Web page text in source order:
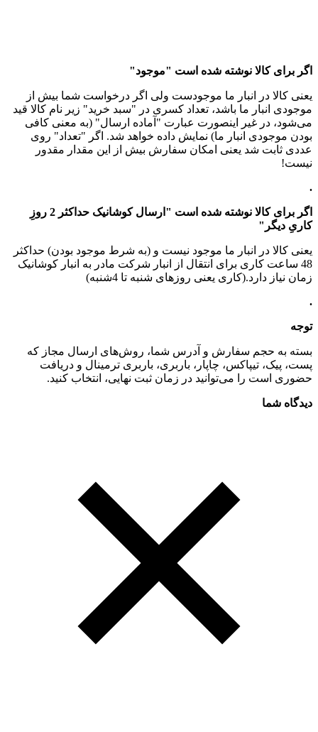
اگر برای کالا نوشته شده است "موجود"
یعنی کالا در انبار ما موجودست ولی اگر درخواست شما بیش از
موجودی انبار ما باشد، تعداد کسری در "سبد خرید" زیر نام کالا قید
می‌شود، در غیر اینصورت عبارت "آماده ارسال" (به معنی کافی
بودن موجودی انبار ما) نمایش داده خواهد شد. اگر "تعداد" روی
عددی ثابت شد یعنی امکان سفارش بیش از این مقدار مقدور
نیست!
.
اگر برای کالا نوشته شده است "ارسال کوشانیک حداکثر 2 روزِ
کاریِ دیگر"
یعنی کالا در انبار ما موجود نیست و (به شرط موجود بودن) حداکثر
48 ساعت کاری برای انتقال از انبار شرکت مادر به انبار کوشانیک
زمان نیاز دارد.(کاری یعنی روزهای شنبه تا 4شنبه)
.
توجه
بسته به حجم سفارش و آدرس شما، روش‌های ارسال مجاز که
پست، پیک، تیپاکس، چاپار، باربری، باربری ترمینال و دریافت
حضوری است را می‌توانید در زمان ثبت نهایی، انتخاب کنید.
دیدگاه شما